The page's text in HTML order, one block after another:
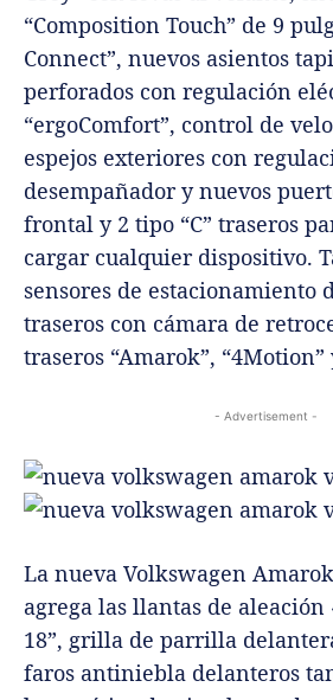
“Composition Touch” de 9
Connect”, nuevos asientos
perforados con regulación
“ergoComfort”, control de
espejos exteriores con
desempañador y nuevos
frontal y 2 tipo “C” traseros
cargar cualquier dispositivo.
sensores de estacionamiento
traseros con cámara de
traseros “Amarok”, “4Motion”
- Advertisement -
La nueva Volkswagen
agrega las llantas de aleación
18”, grilla de parrilla
faros antiniebla delanteros